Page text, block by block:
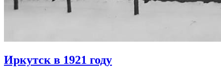
Иркутск в 1921 году